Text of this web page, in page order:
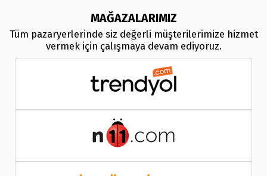
MAĞAZALARIMIZ
Tüm pazaryerlerinde siz değerli müşterilerimize hizmet
vermek için çalışmaya devam ediyoruz.